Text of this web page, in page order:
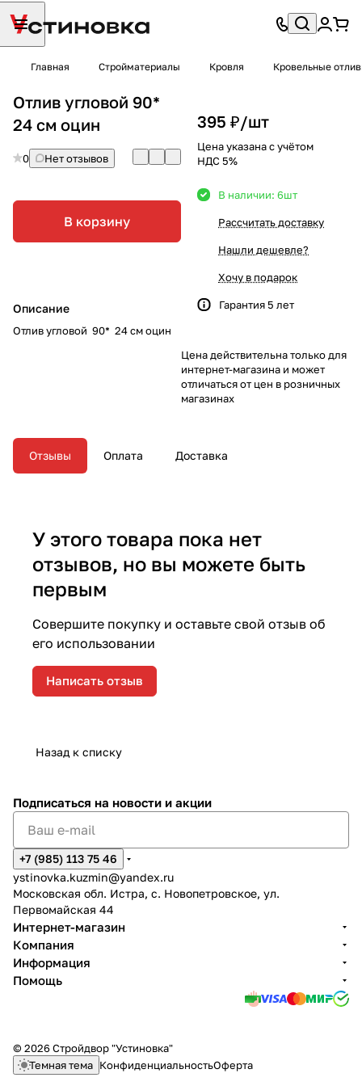
Главная Стройматериалы Кровля Кровельные
Отлив угловой 90*
24 см оцин
0 Нет отзывов
В корзину
Описание
Отлив угловой 90* 24 см оцин
395 ₽/шт
Цена указана с учётом
НДС 5%
В наличии: 6шт
Рассчитать доставку
Нашли дешевле?
Хочу в подарок
Гарантия 5 лет
Цена действительна только для
интернет-магазина и может
отличаться от цен в розничных
магазинах
Отзывы Оплата Доставка
У этого товара пока нет
отзывов, но вы можете быть
первым
Совершите покупку и оставьте свой отзыв об
его использовании
Написать отзыв
Назад к списку
Подписаться на новости и акции
+7 (985) 113 75 46
ystinovka.kuzmin@yandex.ru
Московская обл. Истра, с. Новопетровское, ул.
Первомайская 44
Интернет-магазин
Компания
Информация
Помощь
© 2026 Стройдвор "Устиновка"
Темная тема КонфиденциальностьОферта